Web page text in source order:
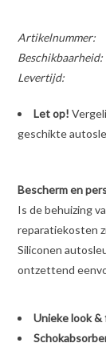
Artikelnummer:
Beschikbaarheid:
Levertijd:
Let op!
geschikte
Bescherm en
Is de behuizing
reparatiekosten
Siliconen
ontzettend
Unieke look